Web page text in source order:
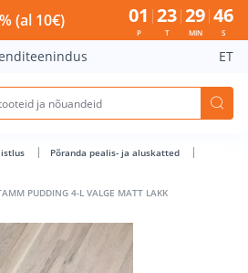
14MM TAMM PUDDING 4-L
(al 10€) 01
P
23
T
29
MIN
46
S
ET
Põranda pealis- ja aluskatted
PUDDING 4-L VALGE MATT LAKK